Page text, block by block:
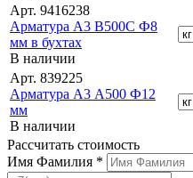
Арт. 9416238
Арматура А3 В500С Ф8
мм в бухтах
В наличии
Арт. 839225
Арматура А3 А500 Ф12
мм
В наличии
Рассчитать стоимость
Имя Фамилия *